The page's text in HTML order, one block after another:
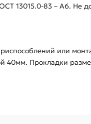
13015.0-83 – А6. Не
или
40мм. Прокладки